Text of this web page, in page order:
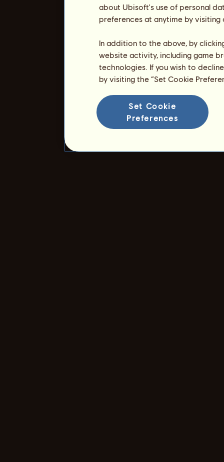
about Ubisoft's use of personal
preferences at anytime by
In addition to the above, by
website activity, including game
technologies. If you wish to
by visiting the “Set Cookie
Set Cookie
Preferences